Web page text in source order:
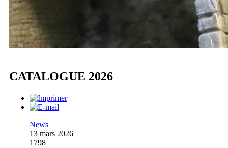
CATALOGUE 2026
News
13 mars 2026
1798